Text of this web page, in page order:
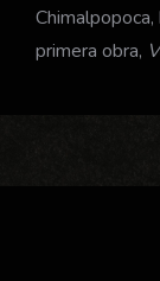
primera obra,